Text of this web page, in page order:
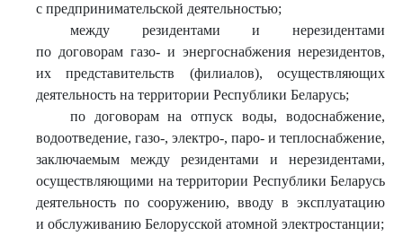
с предпринимательской деятельностью;
между резидентами и нерезидентами
по договорам газо- и энергоснабжения нерезидентов,
их представительств (филиалов), осуществляющих
деятельность на территории Республики Беларусь;
по договорам на отпуск воды, водоснабжение,
водоотведение, газо-, электро-, паро- и теплоснабжение,
заключаемым между резидентами и нерезидентами,
осуществляющими на территории Республики Беларусь
деятельность по сооружению, вводу в эксплуатацию
и обслуживанию Белорусской атомной электростанции;